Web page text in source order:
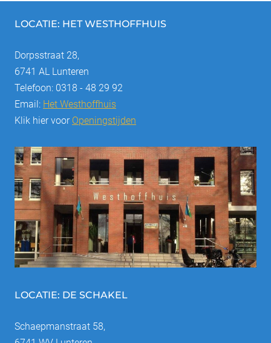
LOCATIE: HET WESTHOFFHUIS
Dorpsstraat 28,
6741 AL Lunteren
Telefoon: 0318 - 48 29 92
Email: Het Westhoffhuis
Klik hier voor Openingstijden
LOCATIE: DE SCHAKEL
Schaepmanstraat 58,